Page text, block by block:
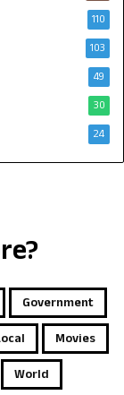
110
103
49
30
24
Government
Movies
World